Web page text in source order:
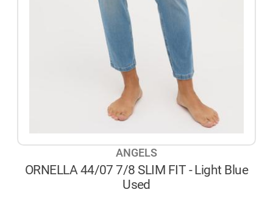
ANGELS
ORNELLA 44/07 7/8 SLIM FIT - Light Blue
Used